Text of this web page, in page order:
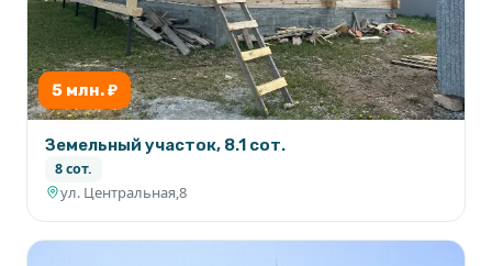
5 млн. ₽
Земельный участок, 8.1 сот.
8 сот.
ул. Центральная,8